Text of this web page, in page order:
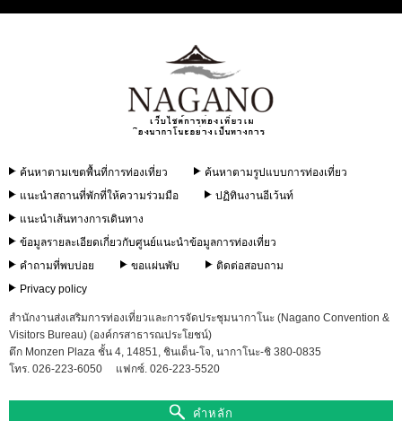
ค้นหาตามเขตพื้นที่การท่องเที่ยว
ค้นหาตามรูปแบบการท่องเที่ยว
แนะนำสถานที่พักที่ให้ความร่วมมือ
ปฏิทินงานอีเว้นท์
แนะนำเส้นทางการเดินทาง
ข้อมูลรายละเอียดเกี่ยวกับศูนย์แนะนำข้อมูลการท่องเที่ยว
คำถามที่พบบ่อย
ขอแผ่นพับ
ติดต่อสอบถาม
Privacy policy
สำนักงานส่งเสริมการท่องเที่ยวและการจัดประชุมนากาโนะ (Nagano Convention &
Visitors Bureau) (องค์กรสาธารณประโยชน์)
ตึก Monzen Plaza ชั้น 4, 14851, ชินเด็น-โจ, นากาโนะ-ชิ 380-0835
โทร. 026-223-6050
แฟกซ์. 026-223-5520
คำหลัก